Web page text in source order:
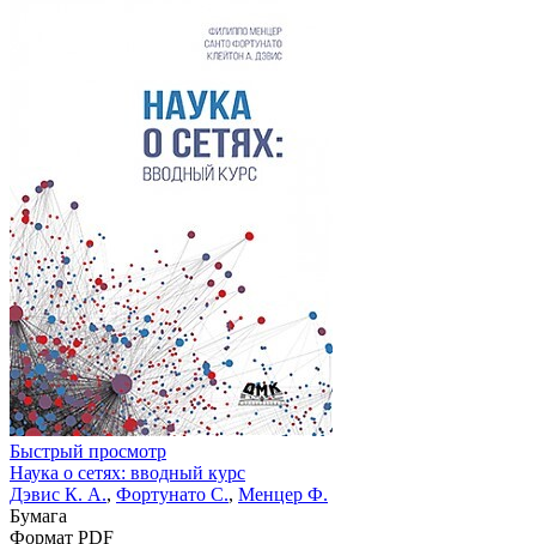
Быстрый просмотр
Наука о сетях: вводный курс
Дэвис К. А., Фортунато С., Менцер Ф.
Бумага
Формат PDF